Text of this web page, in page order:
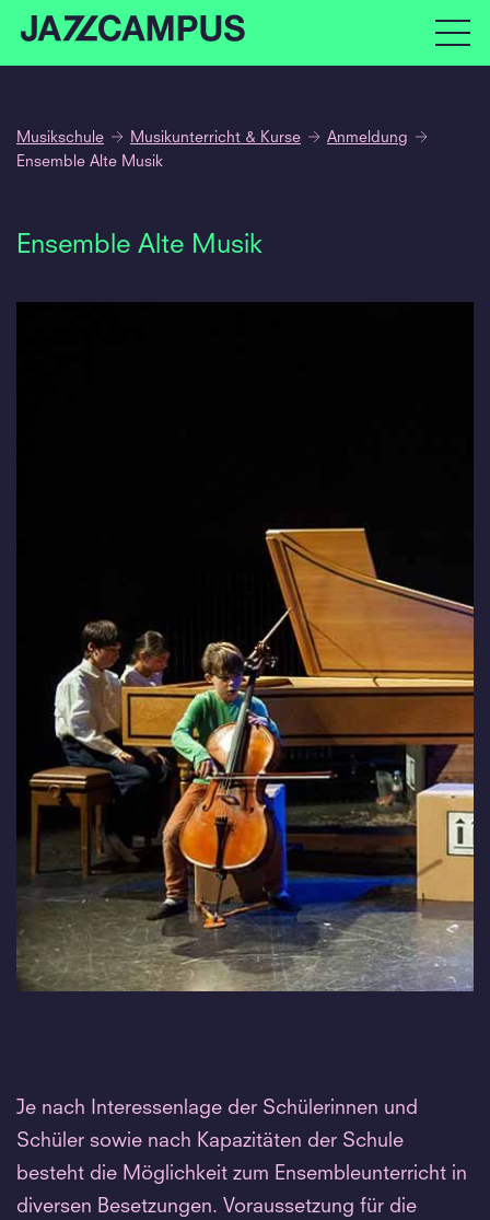
Musikschule Musikunterricht & Kurse
Anmeldung
Ensemble Alte Musik
Ensemble Alte Musik
Je nach Interessenlage der Schülerinnen und
Schüler sowie nach Kapazitäten der Schule
besteht die Möglichkeit zum Ensembleunterricht in
diversen Besetzungen. Voraussetzung für die